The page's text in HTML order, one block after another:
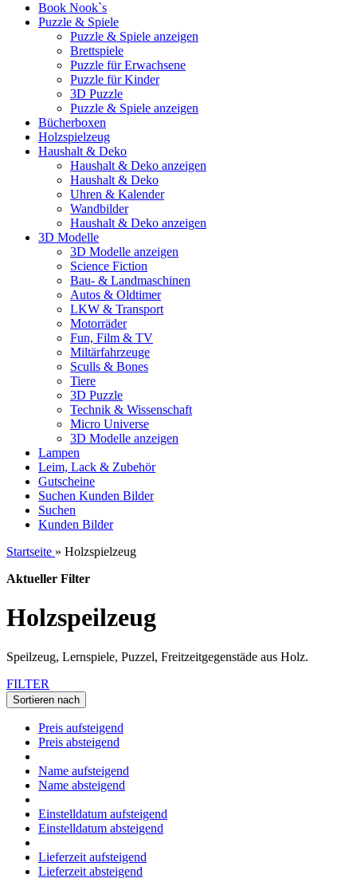
Book Nook`s
Puzzle & Spiele
Puzzle & Spiele anzeigen
Brettspiele
Puzzle für Erwachsene
Puzzle für Kinder
3D Puzzle
Puzzle & Spiele anzeigen
Bücherboxen
Holzspielzeug
Haushalt & Deko
Haushalt & Deko anzeigen
Haushalt & Deko
Uhren & Kalender
Wandbilder
Haushalt & Deko anzeigen
3D Modelle
3D Modelle anzeigen
Science Fiction
Bau- & Landmaschinen
Autos & Oldtimer
LKW & Transport
Motorräder
Fun, Film & TV
Miltärfahrzeuge
Sculls & Bones
Tiere
3D Puzzle
Technik & Wissenschaft
Micro Universe
3D Modelle anzeigen
Lampen
Leim, Lack & Zubehör
Gutscheine
Suchen Kunden Bilder
Suchen
Kunden Bilder
Startseite » Holzspielzeug
Aktueller Filter
Holzspeilzeug
Speilzeug, Lernspiele, Puzzel, Freitzeitgegenstäde aus Holz.
FILTER
Sortieren nach
Preis aufsteigend
Preis absteigend
Name aufsteigend
Name absteigend
Einstelldatum aufsteigend
Einstelldatum absteigend
Lieferzeit aufsteigend
Lieferzeit absteigend